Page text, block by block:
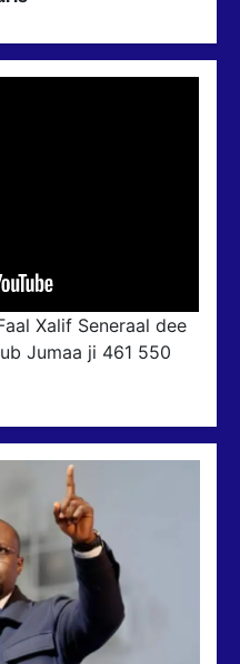
Xalif Seneraal dee
Jumaa ji 461 550